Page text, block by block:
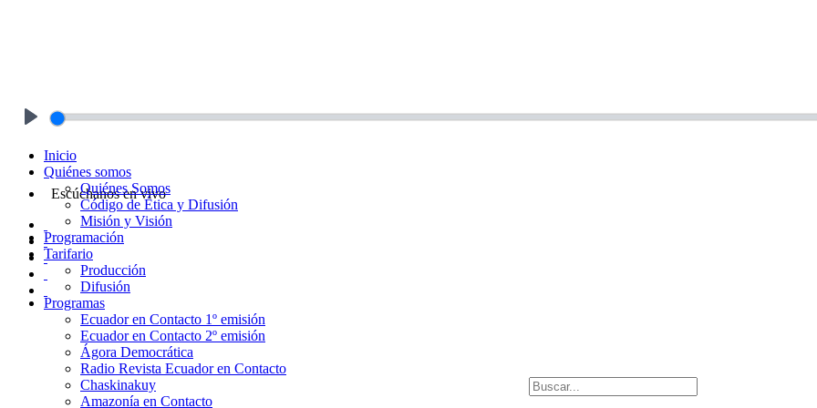
Escúchanos en vivo
Inicio
Quiénes somos
Quiénes Somos
Código de Ética y Difusión
Misión y Visión
Programación
Tarifario
Producción
Difusión
Programas
Ecuador en Contacto 1º emisión
Ecuador en Contacto 2º emisión
Ágora Democrática
Radio Revista Ecuador en Contacto
Chaskinakuy
Amazonía en Contacto